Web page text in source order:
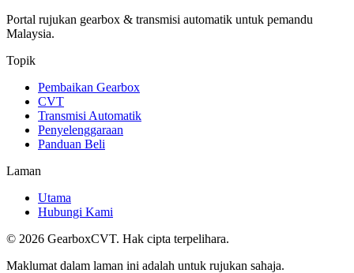
Portal rujukan gearbox & transmisi automatik untuk pemandu
Malaysia.
Topik
Pembaikan Gearbox
CVT
Transmisi Automatik
Penyelenggaraan
Panduan Beli
Laman
Utama
Hubungi Kami
© 2026 GearboxCVT. Hak cipta terpelihara.
Maklumat dalam laman ini adalah untuk rujukan sahaja.